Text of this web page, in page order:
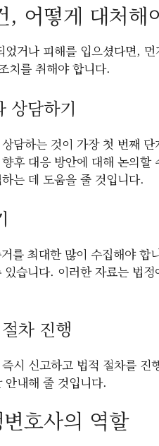
, 어떻게 대처해
었거나 피해를 입으셨다면,
치를 취해야 합니다.
상담하기
담하는 것이 가장 첫 번째
후 대응 방안에 대해 논의
는 데 도움을 줄 것입니다.
를 최대한 많이 수집해야
습니다. 이러한 자료는 법
차 진행
시 신고하고 법적 절차를
내해 줄 것입니다.
호사의 역할